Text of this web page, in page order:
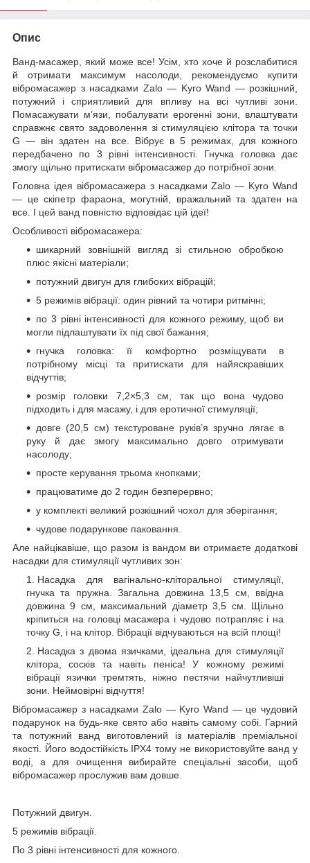
Опис
Ванд-масажер, який може все! Усім, хто хоче й розслабитися
й отримати максимум насолоди, рекомендуємо купити
вібромасажер з насадками Zalo — Kyro Wand — розкішний,
потужний і сприятливий для впливу на всі чутливі зони.
Помасажувати м’язи, побалувати ерогенні зони, влаштувати
справжнє свято задоволення зі стимуляцією клітора та точки
G — він здатен на все. Вібрує в 5 режимах, для кожного
передбачено по 3 рівні інтенсивності. Гнучка головка дає
змогу щільно притискати вібромасажер до потрібної зони.
Головна ідея вібромасажера з насадками Zalo — Kyro Wand
— це скіпетр фараона, могутній, вражальний та здатен на
все. І цей ванд повністю відповідає цій ідеї!
Особливості вібромасажера:
шикарний зовнішній вигляд зі стильною обробкою
плюс якісні матеріали;
потужний двигун для глибоких вібрацій;
5 режимів вібрації: один рівний та чотири ритмічні;
по 3 рівні інтенсивності для кожного режиму, щоб ви
могли підлаштувати їх під свої бажання;
гнучка головка: її комфортно розміщувати в
потрібному місці та притискати для найяскравіших
відчуттів;
розмір головки 7,2×5,3 см, так що вона чудово
підходить і для масажу, і для еротичної стимуляції;
довге (20,5 см) текстуроване руків’я зручно лягає в
руку й дає змогу максимально довго отримувати
насолоду;
просте керування трьома кнопками;
працюватиме до 2 годин безперервно;
у комплекті великий розкішний чохол для зберігання;
чудове подарункове паковання.
Але найцікавіше, що разом із вандом ви отримаєте додаткові
насадки для стимуляції чутливих зон:
Насадка для вагінально-кліторальної стимуляції,
гнучка та пружна. Загальна довжина 13,5 см, ввідна
довжина 9 см, максимальний діаметр 3,5 см. Щільно
кріпиться на головці масажера і чудово потрапляє і на
точку G, і на клітор. Вібрації відчуваються на всій площі!
Насадка з двома язичками, ідеальна для стимуляції
клітора, сосків та навіть пеніса! У кожному режимі
вібрації язички тремтять, ніжно пестячи найчутливіші
зони. Неймовірні відчуття!
Вібромасажер з насадками Zalo — Kyro Wand — це чудовий
подарунок на будь-яке свято або навіть самому собі. Гарний
та потужний ванд виготовлений із матеріалів преміальної
якості. Його водостійкість IPX4 тому не використовуйте ванд у
воді, а для очищення вибирайте спеціальні засоби, щоб
вібромасажер прослужив вам довше.
Потужний двигун.
5 режимів вібрації.
По 3 рівні інтенсивності для кожного.